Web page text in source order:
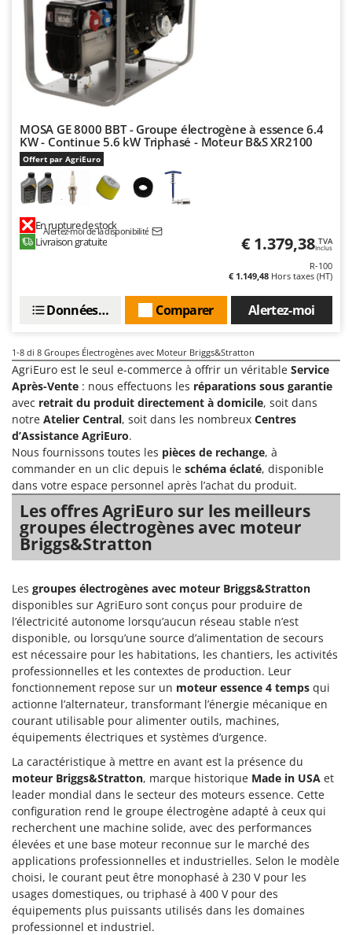
Master
Mastercook
Masterpro
McCulloch
MCH
Michelin
Mille
Minox
Mockmill
More than chef
MOSA
MTD
N
New O.M.R.A.
Nilfisk
Ninja
Novatec
Novital
NuAir
NuovaFac
O
Officine Savioli
Olix
OMA
Omas
Ompagrill
Ooni
Oriental Koshin
Outdoorchef
P
Palazzetti
Palumbo Pavi
Partisani
Paterlini
Philips
Pramac
Prismafood
MOSA GE 8000 BBT - Groupe électrogène à essence 6.4
KW - Continue 5.6 kW Triphasé - Moteur B&S XR2100
Offert par AgriEuro
En rupture de stock
Alertez-moi de la disponibilité
Livraison gratuite € 1.379,38 TVA
Inclus
R-100
€ 1.149,48 Hors taxes (HT)
Alertez-moi
Comparer
Données techniques
1-8 di 8 Groupes Électrogènes avec Moteur Briggs&Stratton
AgriEuro est le seul e-commerce à offrir un véritable Service
Après-Vente : nous effectuons les réparations sous garantie
avec retrait du produit directement à domicile, soit dans
notre Atelier Central, soit dans les nombreux Centres
d’Assistance AgriEuro.
Nous fournissons toutes les pièces de rechange, à
commander en un clic depuis le schéma éclaté, disponible
dans votre espace personnel après l’achat du produit.
Les offres AgriEuro sur les meilleurs
groupes électrogènes avec moteur
Briggs&Stratton
Les groupes électrogènes avec moteur Briggs&Stratton
disponibles sur AgriEuro sont conçus pour produire de
l’électricité autonome lorsqu’aucun réseau stable n’est
disponible, ou lorsqu’une source d’alimentation de secours
est nécessaire pour les habitations, les chantiers, les activités
professionnelles et les contextes de production. Leur
fonctionnement repose sur un moteur essence 4 temps qui
actionne l’alternateur, transformant l’énergie mécanique en
courant utilisable pour alimenter outils, machines,
équipements électriques et systèmes d’urgence.
La caractéristique à mettre en avant est la présence du
moteur Briggs&Stratton, marque historique Made in USA et
leader mondial dans le secteur des moteurs essence. Cette
configuration rend le groupe électrogène adapté à ceux qui
recherchent une machine solide, avec des performances
élevées et une base moteur reconnue sur le marché des
applications professionnelles et industrielles. Selon le modèle
choisi, le courant peut être monophasé à 230 V pour les
usages domestiques, ou triphasé à 400 V pour des
équipements plus puissants utilisés dans les domaines
professionnel et industriel.